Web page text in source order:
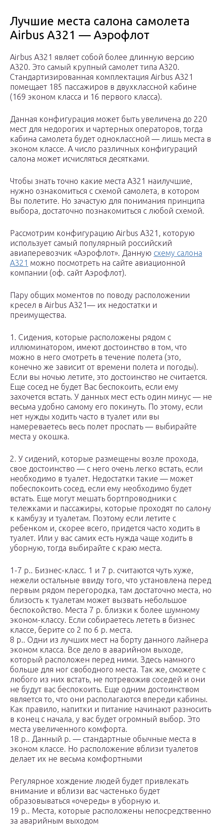
Лучшие места салона самолета
Airbus A321 — Аэрофлот
Airbus А321 являет собой более длинную версию
А320. Это самый крупный самолет типа A320.
Стандартизированная комплектация Airbus A321
помещает 185 пассажиров в двухклассной кабине
(169 эконом класса и 16 первого класса).
Данная конфигурация может быть увеличена до 220
мест для недорогих и чартерных операторов, тогда
кабина самолета будет одноклассной — лишь места в
эконом классе. А число различных конфигураций
салона может исчисляться десятками.
Чтобы знать точно какие места А321 наилучшие,
нужно ознакомиться с схемой самолета, в котором
Вы полетите. Но зачастую для понимания принципа
выбора, достаточно познакомиться с любой схемой.
Рассмотрим конфигурацию Airbus A321, которую
использует самый популярный российский
авиаперевозчик «Аэрофлот». Данную схему салона
A321 можно посмотреть на сайте авиационной
компании (оф. сайт Аэрофлот).
Пару общих моментов по поводу расположении
кресел в Airbus A321— их недостатки и
преимущества.
1. Сидения, которые расположены рядом с
иллюминатором, имеют достоинство в том, что
можно в него смотреть в течение полета (это,
конечно же зависит от времени полета и погоды).
Если вы ночью летите, это достоинство не считается.
Еще сосед не будет Вас беспокоить, если ему
захочется встать. У данных мест есть один минус — не
весьма удобно самому его покинуть. По этому, если
нет нужды ходить часто в туалет или вы
намереваетесь весь полет проспать — выбирайте
места у окошка.
2. У сидений, которые размещены возле прохода,
свое достоинство — с него очень легко встать, если
необходимо в туалет. Недостатки такие — может
побеспокоить сосед, если ему необходимо будет
встать. Еще могут мешать бортпроводники с
тележками и пассажиры, которые проходят по салону
к камбузу и туалетам. Поэтому если летите с
ребенком и, скорее всего, придется часто ходить в
туалет. Или у вас самих есть нужда чаще ходить в
уборную, тогда выбирайте с краю места.
1-7 р.. Бизнес-класс. 1 и 7 р. считаются чуть хуже,
нежели остальные ввиду того, что установлена перед
первым рядом перегородка, там достаточно места, но
близость к туалетам может вызвать небольшое
беспокойство. Места 7 р. близки к более шумному
эконом-классу. Если собираетесь лететь в бизнес
классе, берите со 2 по 6 р. места.
8 р.. Одни из лучших мест на борту данного лайнера
эконом класса. Все дело в аварийном выходе,
который расположен перед ними. Здесь намного
больше для ног свободного места. Так же, сможете с
любого из них встать, не потревожив соседей и они
не будут вас беспокоить. Еще одним достоинством
является то, что они располагаются впереди кабины.
Как правило, напитки и питание начинают разносить
в конец с начала, у вас будет огромный выбор. Это
места увеличенного комфорта.
18 р.. Данный р. — стандартные обычные места в
эконом классе. Но расположение вблизи туалетов
делает их не весьма комфортными
Регулярное хождение людей будет привлекать
внимание и вблизи вас частенько будет
образовываться «очередь» в уборную и.
19 р.. Места, которые расположены непосредственно
за аварийным выходом